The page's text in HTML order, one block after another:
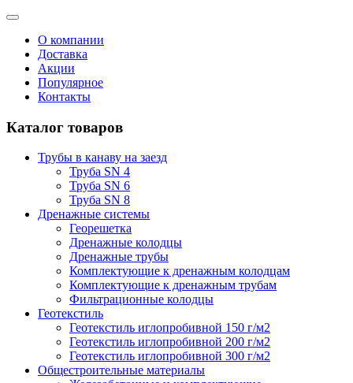
О компании
Доставка
Акции
Популярное
Контакты
Каталог товаров
Трубы в канаву на заезд
Труба SN 4
Труба SN 6
Труба SN 8
Дренажные системы
Георешетка
Дренажные колодцы
Дренажные трубы
Комплектующие к дренажным колодцам
Комплектующие к дренажным трубам
Фильтрационные колодцы
Геотекстиль
Геотекстиль иглопробивной 150 г/м2
Геотекстиль иглопробивной 200 г/м2
Геотекстиль иглопробивной 300 г/м2
Общестроительные материалы